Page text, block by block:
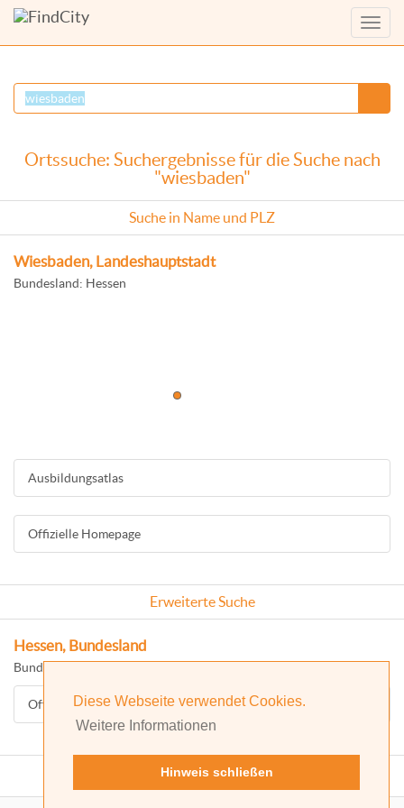
Diese Webseite verwendet Cookies.
Weitere Informationen
Hinweis schließen
Menü
Ortssuche: Suchergebnisse für die Suche nach
"wiesbaden"
Suche in Name und PLZ
Wiesbaden, Landeshauptstadt
Bundesland: Hessen
Ausbildungsatlas
Offizielle Homepage
Erweiterte Suche
Hessen, Bundesland
Bundesland: Hessen
Offizielle Homepage